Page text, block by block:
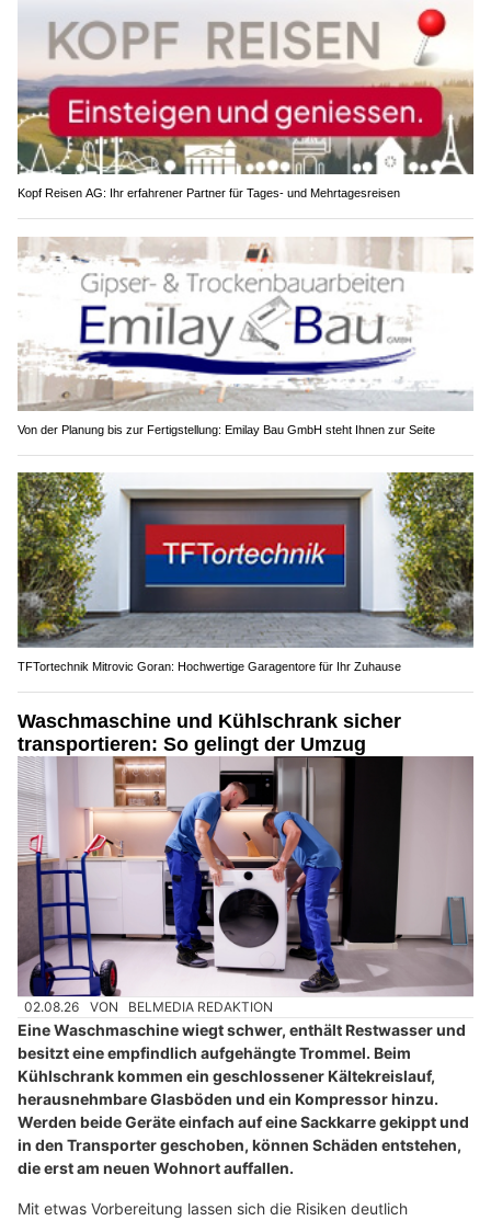
Kopf Reisen AG: Ihr erfahrener Partner für Tages- und Mehrtagesreisen
Von der Planung bis zur Fertigstellung: Emilay Bau GmbH steht Ihnen zur Seite
TFTortechnik Mitrovic Goran: Hochwertige Garagentore für Ihr Zuhause
Waschmaschine und Kühlschrank sicher
transportieren: So gelingt der Umzug
02.08.26 VON BELMEDIA REDAKTION
Eine Waschmaschine wiegt schwer, enthält Restwasser und
besitzt eine empfindlich aufgehängte Trommel. Beim
Kühlschrank kommen ein geschlossener Kältekreislauf,
herausnehmbare Glasböden und ein Kompressor hinzu.
Werden beide Geräte einfach auf eine Sackkarre gekippt und
in den Transporter geschoben, können Schäden entstehen,
die erst am neuen Wohnort auffallen.
Mit etwas Vorbereitung lassen sich die Risiken deutlich